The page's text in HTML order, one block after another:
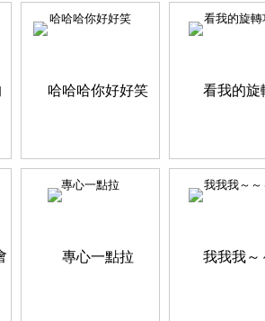
哈哈哈你好好笑 看我的旋轉
專心一點拉 我我我～～